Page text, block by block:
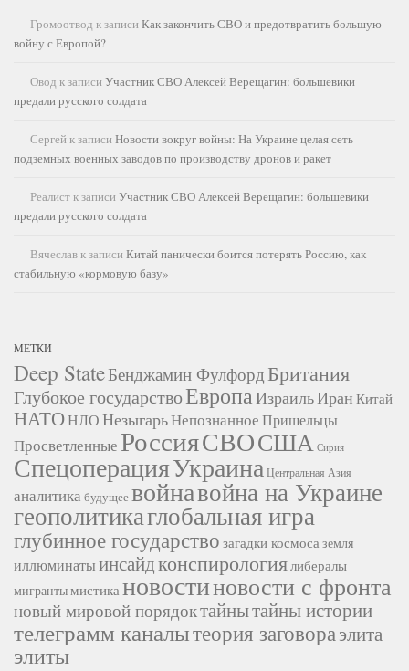
Громоотвод к записи Как закончить СВО и предотвратить большую
войну с Европой?
Овод к записи Участник СВО Алексей Верещагин: большевики
предали русского солдата
Сергей к записи Новости вокруг войны: На Украине целая сеть
подземных военных заводов по производству дронов и ракет
Реалистк записи Участник СВО Алексей Верещагин: большевики
предали русского солдата
Вячеславк записи Китай панически боится потерять Россию, как
стабильную «кормовую базу»
МЕТКИ
Deep StateБенджамин Фулфорд Британия
Глубокое государствоЕвропаИзраильИран Китай
НАТОНЛОНезыгарьНепознанноеПришельцы
Просветленные РоссияСВОСША Сирия
СпецоперацияУкраина Центральная Азия
аналитика будущеевойнавойна на Украине
геополитикаглобальная игра
глубинное государство загадки космоса земля
иллюминатыинсайдконспирологиялибералы
мигрантымистика новостиновости с фронта
новый мировой порядоктайнытайны истории
телеграмм каналытеория заговораэлита
элиты